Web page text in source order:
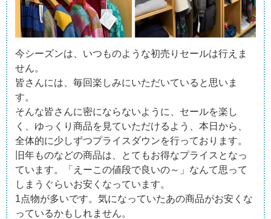
今シーズンは、いつものような初売りセールは行えま
せん。
皆さんには、毎回楽しみにいただいていると思いま
す。
そんな皆さんに密にならないように、セールを楽し
く、ゆっくり商品を見ていただけるよう、本日から、
全体的に少しずつプライスダウンを行っております。
旧年ものなどの商品は、とてもお得なプライスとなっ
ています。「えーこの値段で良いの～」なんて思って
しまうぐらいお安くなっています。
1点物が多いです。気になっていたあの商品がお安くな
っているかもしれません。